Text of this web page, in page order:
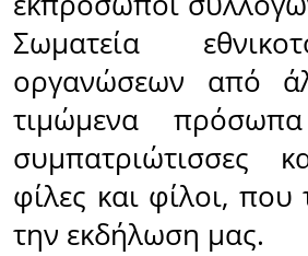
Σωματεία
οργανώσεων από
τιμώμενα
συμπατριώτισσες
φίλες και φίλοι,
την εκδήλωση μας.